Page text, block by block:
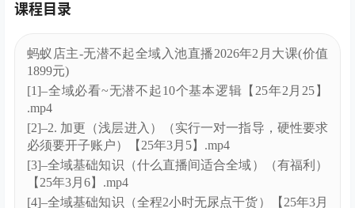
课程目录
蚂蚁店主-无潜不起全域入池直播2026年2月大课(价值
1899元)
[1]–全域必看~无潜不起10个基本逻辑【25年2月25】
.mp4
[2]–2. 加更（浅层进入）（实行一对一指导，硬性要求
必须要开子账户）【25年3月5】.mp4
[3]–全域基础知识（什么直播间适合全域）（有福利）
【25年3月6】.mp4
[4]–全域基础知识（全程2小时无尿点干货）【25年3月